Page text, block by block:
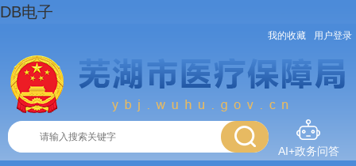
DB电子
我的收藏 用户登录
AI+政务问答